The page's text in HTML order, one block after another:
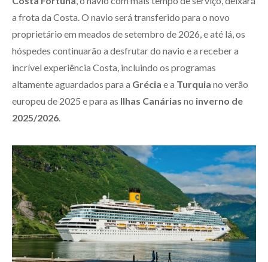
a frota da Costa. O navio será transferido para o novo
proprietário em meados de setembro de 2026, e até lá, os
hóspedes continuarão a desfrutar do navio e a receber a
incrível experiência Costa, incluindo os programas
altamente aguardados para a Grécia e a Turquia no verão
europeu de 2025 e para as Ilhas Canárias no inverno de
2025/2026.